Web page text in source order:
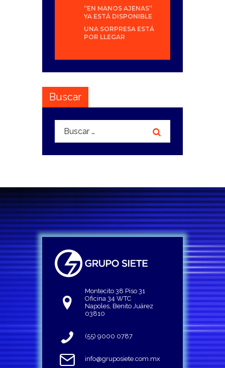
“EN MANOS AJENAS”
YA ESTÁ DISPONIBLE
UNA SORPRESA ESTÁ
POR LLEGAR
Buscar
Buscar:
Montecito 38 Piso 31
Oficina 34 WTC
Napoles, Benito Juárez
03810
(55) 9000 0787
info@gruposiete.com.mx